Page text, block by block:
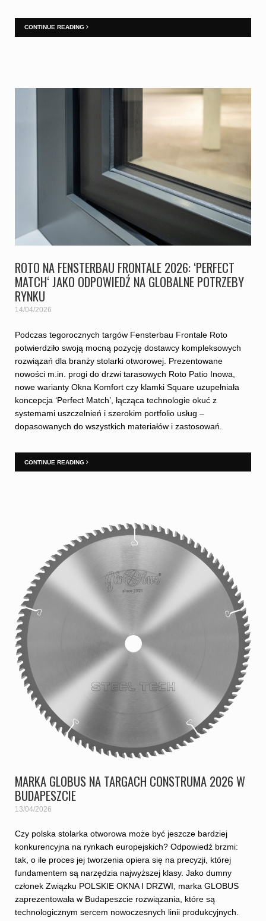
CONTINUE READING
ROTO NA FENSTERBAU FRONTALE 2026: ‘PERFECT
MATCH‘ JAKO ODPOWIEDŹ NA GLOBALNE POTRZEBY
RYNKU
14/04/2026
Podczas tegorocznych targów Fensterbau Frontale Roto
potwierdziło swoją mocną pozycję dostawcy kompleksowych
rozwiązań dla branży stolarki otworowej. Prezentowane
nowości m.in. progi do drzwi tarasowych Roto Patio Inowa,
nowe warianty Okna Komfort czy klamki Square uzupełniała
koncepcja ‘Perfect Match’, łącząca technologie okuć z
systemami uszczelnień i szerokim portfolio usług –
dopasowanych do wszystkich materiałów i zastosowań.
CONTINUE READING
MARKA GLOBUS NA TARGACH CONSTRUMA 2026 W
BUDAPESZCIE
13/04/2026
Czy polska stolarka otworowa może być jeszcze bardziej
konkurencyjna na rynkach europejskich? Odpowiedź brzmi:
tak, o ile proces jej tworzenia opiera się na precyzji, której
fundamentem są narzędzia najwyższej klasy. Jako dumny
członek Związku POLSKIE OKNA I DRZWI, marka GLOBUS
zaprezentowała w Budapeszcie rozwiązania, które są
technologicznym sercem nowoczesnych linii produkcyjnych.